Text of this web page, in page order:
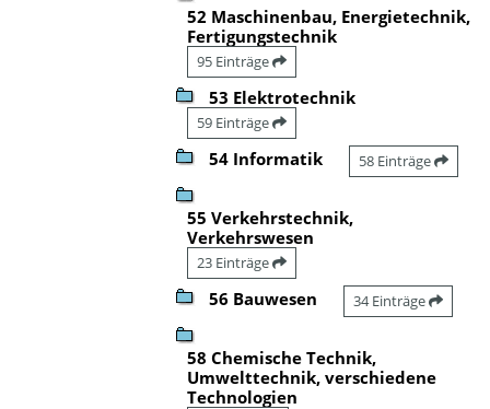
52 Maschinenbau, Energietechnik,
Fertigungstechnik
95 Einträge
53 Elektrotechnik
59 Einträge
54 Informatik 58 Einträge
55 Verkehrstechnik,
Verkehrswesen
23 Einträge
56 Bauwesen 34 Einträge
58 Chemische Technik,
Umwelttechnik, verschiedene
Technologien